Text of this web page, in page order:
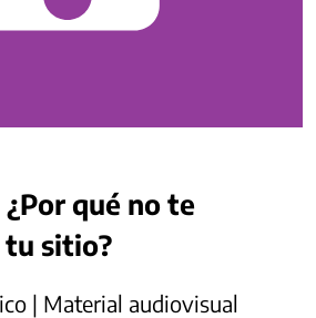
qué no te
tu sitio?
| Material audiovisual